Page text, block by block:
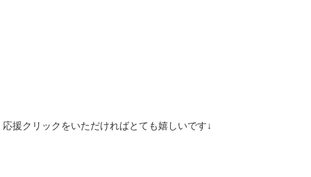
応援クリックをいただければとても嬉しいです↓